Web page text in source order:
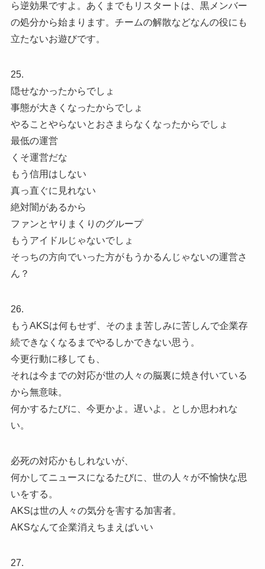
ら逆効果ですよ。あくまでもリスタートは、黒メンバー
の処分から始まります。チームの解散などなんの役にも
立たないお遊びです。
25.
隠せなかったからでしょ
事態が大きくなったからでしょ
やることやらないとおさまらなくなったからでしょ
最低の運営
くそ運営だな
もう信用はしない
真っ直ぐに見れない
絶対闇があるから
ファンとヤりまくりのグループ
もうアイドルじゃないでしょ
そっちの方向でいった方がもうかるんじゃないの運営さ
ん？
26.
もうAKSは何もせず、そのまま苦しみに苦しんで企業存
続できなくなるまでやるしかできない思う。
今更行動に移しても、
それは今までの対応が世の人々の脳裏に焼き付いている
から無意味。
何かするたびに、今更かよ。遅いよ。としか思われな
い。
必死の対応かもしれないが、
何かしてニュースになるたびに、世の人々が不愉快な思
いをする。
AKSは世の人々の気分を害する加害者。
AKSなんて企業消えちまえばいい
27.